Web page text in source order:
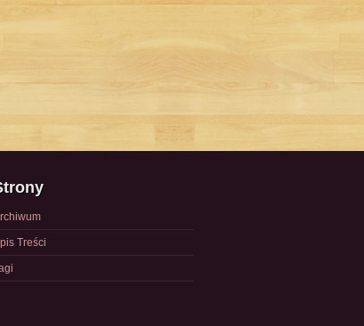
Treści